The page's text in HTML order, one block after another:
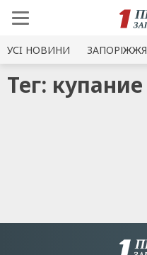
УСI НОВИНИ ЗАПОРІЖЖЯ
Тег: купание